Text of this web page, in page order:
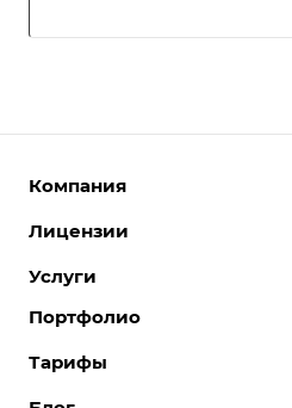
Компания
О компании
Отзывы
Вакансии
Лицензии
Интернет-магазины
Корпоративные сайты
Лицензии 1С-Битрикс
Услуги
Разработка сайтов
Поддержка сайтов
Портфолио
Тарифы